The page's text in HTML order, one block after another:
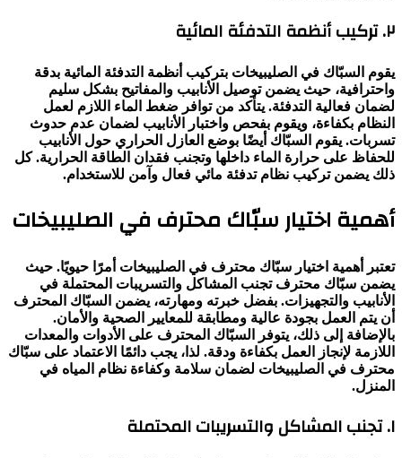
٢. تركيب أنظمة التدفئة المائية
يقوم السبّاك في الصليبيخات بتركيب أنظمة التدفئة المائية بدقة
واحترافية، حيث يضمن توصيل الأنابيب والمفاتيح بشكل سليم
لضمان فعالية التدفئة. يتأكد من توافر ضغط الماء اللازم لعمل
النظام بكفاءة، ويقوم بفحص واختبار الأنابيب لضمان عدم حدوث
تسربات. يقوم السبّاك أيضًا بوضع العازل الحراري حول الأنابيب
للحفاظ على حرارة الماء داخلها وتجنب فقدان الطاقة الحرارية. كل
ذلك يضمن تركيب نظام تدفئة مائي فعال وآمن للاستخدام.
أهمية اختيار سبّاك محترف في الصليبيخات
تعتبر أهمية اختيار سبّاك محترف في الصليبيخات أمرًا حيويًا. حيث
يضمن سبّاك محترف تجنب المشاكل والتسريبات المحتملة في
الأنابيب والتجهيزات. بفضل خبرته ومهارته، يضمن السبّاك المحترف
أن يتم العمل بجودة عالية ومطابقة للمعايير الصحية والأمان.
بالإضافة إلى ذلك، يتوفر السبّاك المحترف على الأدوات والمعدات
اللازمة لإنجاز العمل بكفاءة ودقة. لذا، يجب دائمًا الاعتماد على سبّاك
محترف في الصليبيخات لضمان سلامة وكفاءة نظام المياه في
المنزل.
١. تجنب المشاكل والتسريبات المحتملة